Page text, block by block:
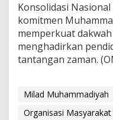
Konsolidasi
komitmen
memperkuat
menghadirkan
tantangan zaman.
Milad Muhammadiyah
Organisasi Masyarakat